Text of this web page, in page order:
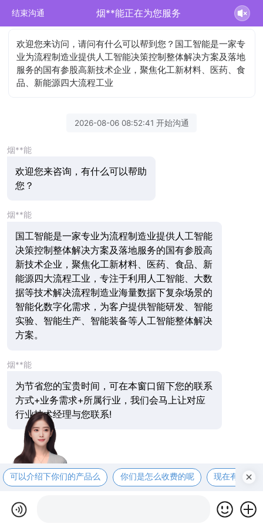
结束沟通 烟**能正在为您服务
欢迎您来访问，请问有什么可以帮到您？国工智能是一家专
业为流程制造业提供人工智能决策控制整体解决方案及落地
服务的国有参股高新技术企业，聚焦化工新材料、医药、食
品、新能源四大流程工业
2026-08-06 08:52:41 开始沟通
烟**能
欢迎您来咨询，有什么可以帮助
您？
烟**能
国工智能是一家专业为流程制造业提供人工智能
决策控制整体解决方案及落地服务的国有参股高
新技术企业，聚焦化工新材料、医药、食品、新
能源四大流程工业，专注于利用人工智能、大数
据等技术解决流程制造业海量数据下复杂场景的
智能化数字化需求，为客户提供智能研发、智能
实验、智能生产、智能装备等人工智能整体解决
方案。
烟**能
为节省您的宝贵时间，可在本窗口留下您的联系
方式+业务需求+所属行业，我们会马上让对应
行业技术经理与您联系!
可以介绍下你们的产品么 你们是怎么收费的呢 现在有优惠